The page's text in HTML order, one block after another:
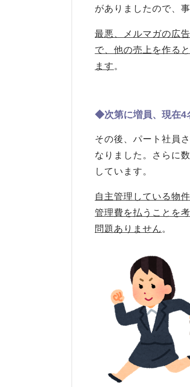
がありましたので、
最悪、メルマガの広
で、他の売上を作る
ます 。
◆次第に増員、現在4
その後、パート社員
なりました。さらに
しています。
自主管理している物
管理費を払うことを
問題ありません。